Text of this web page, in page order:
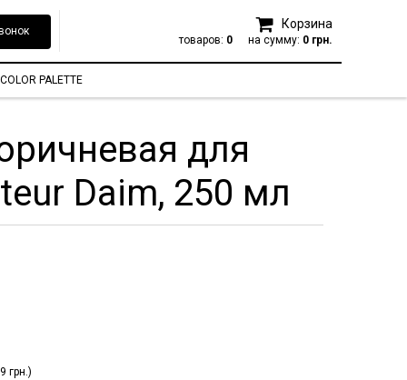
Корзина
товаров: 0 на сумму: 0 грн.
COLOR PALETTE
для
Daim, 250 мл
грн.)